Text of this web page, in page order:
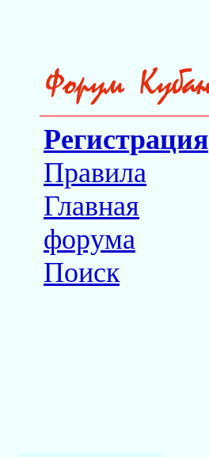
Регистрация
Правила
Главная
форума
Поиск